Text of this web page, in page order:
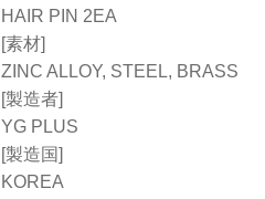
HAIR PIN 2EA
[素材]
ZINC ALLOY, STEEL, BRASS
[製造者]
YG PLUS
[製造国]
KOREA